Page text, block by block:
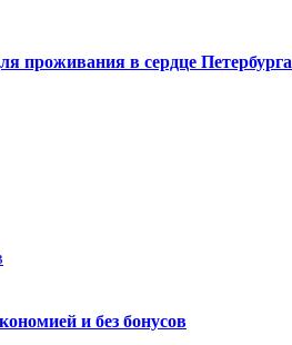
проживания в сердце Петербурга
и без бонусов